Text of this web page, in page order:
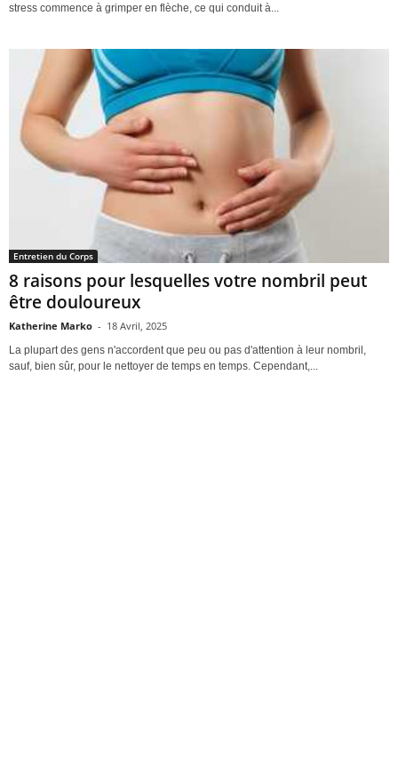
stress commence à grimper en flèche, ce qui conduit à...
Entretien du Corps
8 raisons pour lesquelles votre nombril peut
être douloureux
Katherine Marko - 18 Avril, 2025
La plupart des gens n'accordent que peu ou pas d'attention à leur nombril,
sauf, bien sûr, pour le nettoyer de temps en temps. Cependant,...